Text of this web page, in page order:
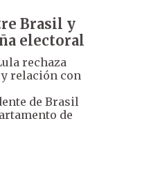
Brasil y
electoral
rechaza
relación con
de Brasil
de